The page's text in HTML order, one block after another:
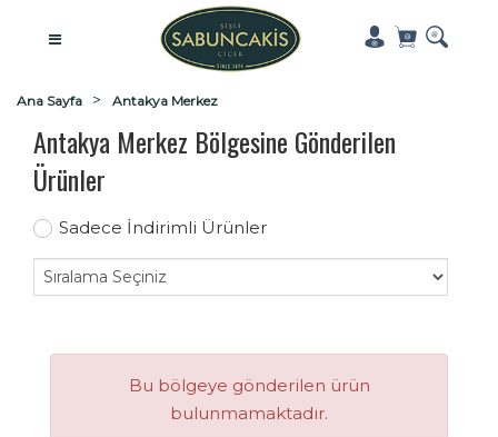
Ana Sayfa Antakya Merkez
Antakya Merkez Bölgesine Gönderilen
Ürünler
Sadece İndirimli Ürünler
Bu bölgeye gönderilen ürün
bulunmamaktadır.